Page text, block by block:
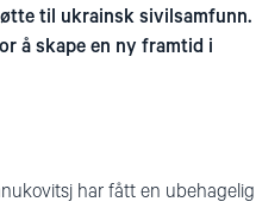
til ukrainsk sivilsamfunn.
å skape en ny framtid i
har fått en ubehagelig